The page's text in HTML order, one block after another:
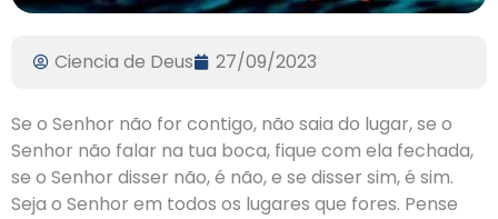
Ciencia de Deus 27/09/2023
Se o Senhor não for contigo, não saia do lugar, se o
Senhor não falar na tua boca, fique com ela fechada,
se o Senhor disser não, é não, e se disser sim, é sim.
Seja o Senhor em todos os lugares que fores. Pense